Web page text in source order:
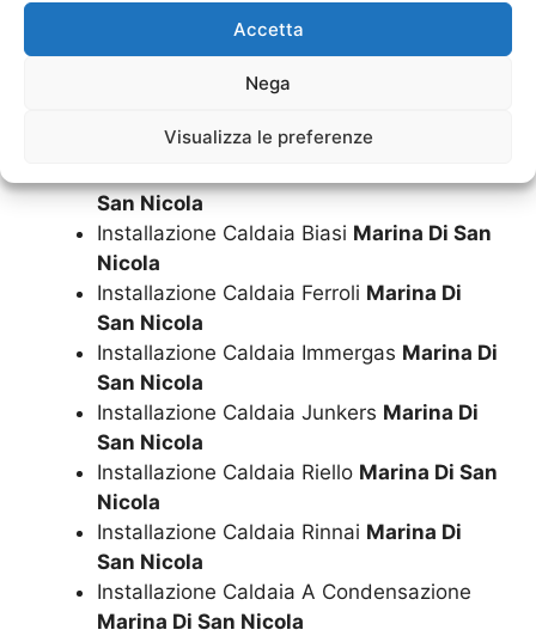
Accetta
Nega
Visualizza le preferenze
Installazione CaldaiaMarina Di San
San Nicola
San Nicola
Installazione Caldaia Biasi Marina Di San
Nicola
Installazione Caldaia Ferroli Marina Di
San Nicola
Installazione Caldaia Immergas Marina Di
San Nicola
Installazione Caldaia Junkers Marina Di
San Nicola
Installazione Caldaia Riello Marina Di San
Nicola
Installazione Caldaia Rinnai Marina Di
San Nicola
Installazione Caldaia A Condensazione
Marina Di San Nicola